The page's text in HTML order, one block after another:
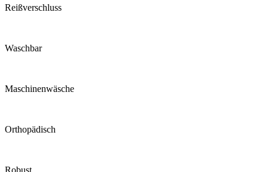
Reiß­verschluss
Waschbar
Maschinen­wäsche
Ortho­pädisch